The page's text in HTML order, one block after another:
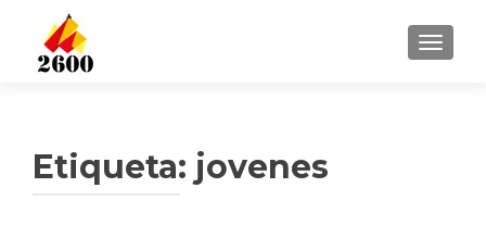
Etiqueta: jovenes